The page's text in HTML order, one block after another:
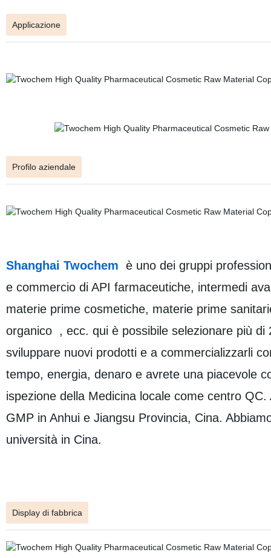
Applicazione
Profilo aziendale
Shanghai Twochem è uno dei gruppi
e commercio di API farmaceutiche, intermedi
materie prime cosmetiche, materie prime
organico , ecc. qui è possibile selezionare più
sviluppare nuovi prodotti e a commercializzarli
tempo, energia, denaro e avrete una piacevole
ispezione della Medicina locale come centro
GMP in Anhui e Jiangsu Provincia, Cina.
università in Cina.
Display di fabbrica